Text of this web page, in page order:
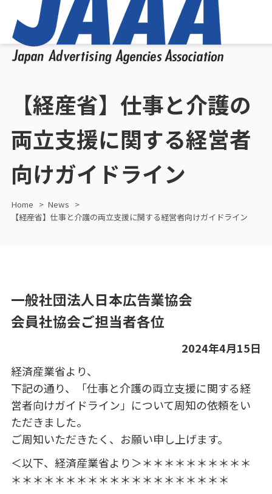
【経産省】仕事と介護の
両立支援に関する経営者
向けガイドライン
Home
News
【経産省】仕事と介護の両立支援に関する経営者向けガイドライン
一般社団法人日本広告業協会
会員社協会ご担当者各位
2024年4月15日
経済産業省より、
下記の通り、「仕事と介護の両立支援に関する経
営者向けガイドライン」について周知の依頼をい
ただきました。
ご周知いただきたく、お願い申し上げます。
＜以下、経済産業省より＞＊＊＊＊＊＊＊＊＊＊
＊＊＊＊＊＊＊＊＊＊＊＊＊＊＊＊＊＊＊＊